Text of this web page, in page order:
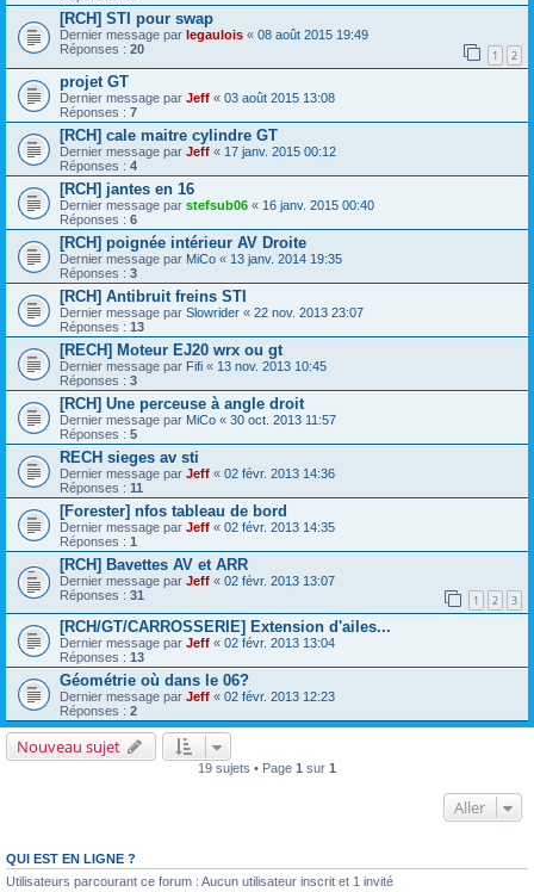
[RCH] STI pour swap
Dernier message par legaulois « 08 août 2015 19:49
Réponses : 20 1 2
projet GT
Dernier message par Jeff « 03 août 2015 13:08
Réponses : 7
[RCH] cale maitre cylindre GT
Dernier message par Jeff « 17 janv. 2015 00:12
Réponses : 4
[RCH] jantes en 16
Dernier message par stefsub06 « 16 janv. 2015 00:40
Réponses : 6
[RCH] poignée intérieur AV Droite
Dernier message par MiCo « 13 janv. 2014 19:35
Réponses : 3
[RCH] Antibruit freins STI
Dernier message par Slowrider « 22 nov. 2013 23:07
Réponses : 13
[RECH] Moteur EJ20 wrx ou gt
Dernier message par Fifi « 13 nov. 2013 10:45
Réponses : 3
[RCH] Une perceuse à angle droit
Dernier message par MiCo « 30 oct. 2013 11:57
Réponses : 5
RECH sieges av sti
Dernier message par Jeff « 02 févr. 2013 14:36
Réponses : 11
[Forester] nfos tableau de bord
Dernier message par Jeff « 02 févr. 2013 14:35
Réponses : 1
[RCH] Bavettes AV et ARR
Dernier message par Jeff « 02 févr. 2013 13:07
Réponses : 31 1 2 3
[RCH/GT/CARROSSERIE] Extension d'ailes...
Dernier message par Jeff « 02 févr. 2013 13:04
Réponses : 13
Géométrie où dans le 06?
Dernier message par Jeff « 02 févr. 2013 12:23
Réponses : 2
Nouveau sujet
19 sujets • Page 1 sur 1
Aller
QUI EST EN LIGNE ?
Utilisateurs parcourant ce forum : Aucun utilisateur inscrit et 1 invité